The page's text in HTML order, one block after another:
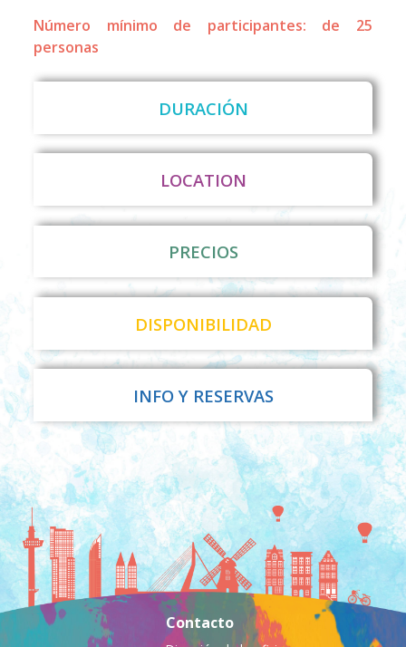
Número mínimo de participantes: de 25
personas
DURACIÓN
LOCATION
PRECIOS
DISPONIBILIDAD
INFO Y RESERVAS
Contacto